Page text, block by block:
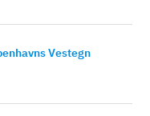
Vestegn